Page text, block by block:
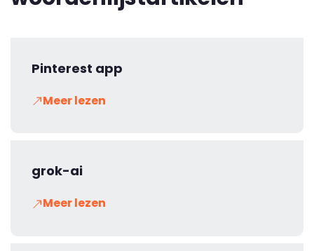
Pinterest app
Meer lezen
grok-ai
Meer lezen